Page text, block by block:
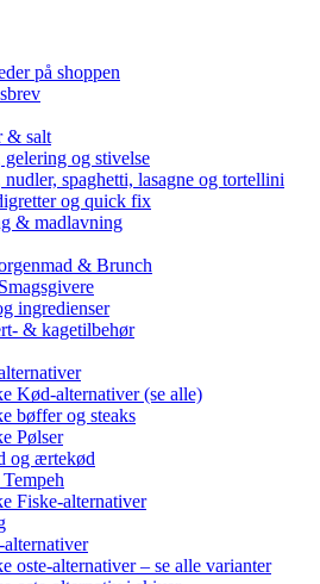
på shoppen
& salt
og stivelse
nudler, spaghetti, lasagne og tortellini
og quick fix
& madlavning
& Brunch
ingredienser
& kagetilbehør
Kød-alternativer (se alle)
bøffer og steaks
Pølser
og ærtekød
Fiske-alternativer
alternativer
oste-alternativer – se alle varianter